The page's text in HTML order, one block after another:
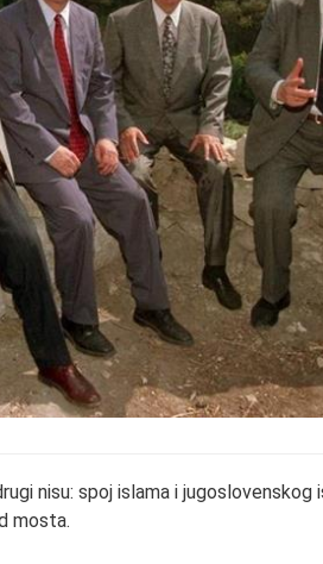
nisu: spoj islama i jugoslovenskog
mosta.